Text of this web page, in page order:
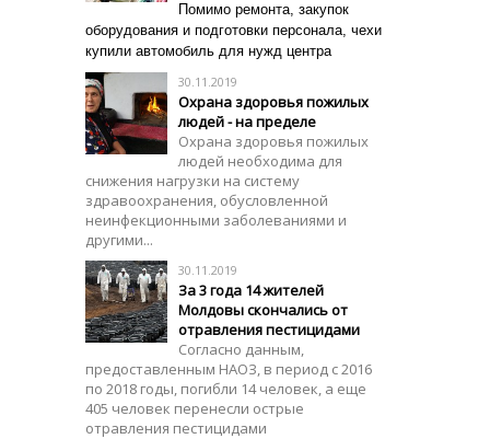
Помимо ремонта, закупок
оборудования и подготовки персонала, чехи
купили автомобиль для нужд центра
30.11.2019
Охрана здоровья пожилых
людей - на пределе
Охрана здоровья пожилых
людей необходима для
снижения нагрузки на систему
здравоохранения, обусловленной
неинфекционными заболеваниями и
другими...
30.11.2019
За 3 года 14 жителей
Молдовы скончались от
отравления пестицидами
Согласно данным,
предоставленным НАОЗ, в период с 2016
по 2018 годы, погибли 14 человек, а еще
405 человек перенесли острые
отравления пестицидами